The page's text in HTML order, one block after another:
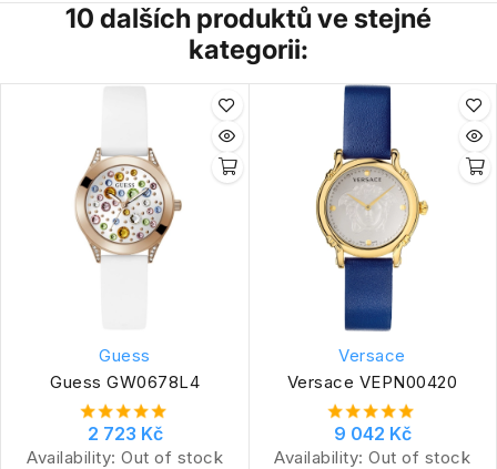
10 dalších produktů ve stejné
kategorii:
Guess
Guess GW0678L4
2 723 Kč
Availability: Out of stock
Versace
Versace VEPN00420
9 042 Kč
Availability: Out of stock